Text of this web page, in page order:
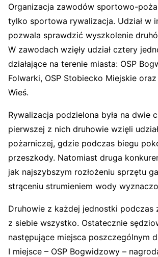
Organizacja zawodów sportowo-
tylko sportowa rywalizacja. Udział w
pozwala sprawdzić wyszkolenie
W zawodach wzięły udział cztery
działające na terenie miasta: OSP
Folwarki, OSP Stobiecko Miejskie oraz
Wieś.
Rywalizacja podzielona była na dwie
pierwszej z nich druhowie wzięli
pożarniczej, gdzie podczas biegu
przeszkody. Natomiast druga
jak najszybszym rozłożeniu sprzętu
strąceniu strumieniem wody
Druhowie z każdej jednostki podczas
z siebie wszystko. Ostatecznie
następujące miejsca poszczególnym
I miejsce – OSP Bogwidzowy –